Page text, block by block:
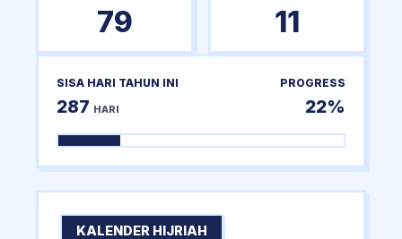
79 11
SISA HARI TAHUN INI
287 HARI
PROGRESS
22%
KALENDER HIJRIAH